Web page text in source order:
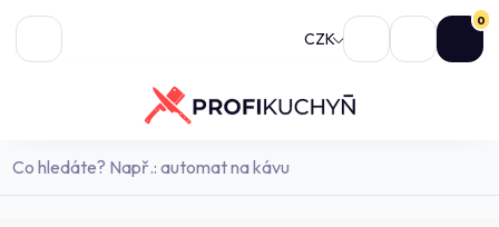
CZK
0